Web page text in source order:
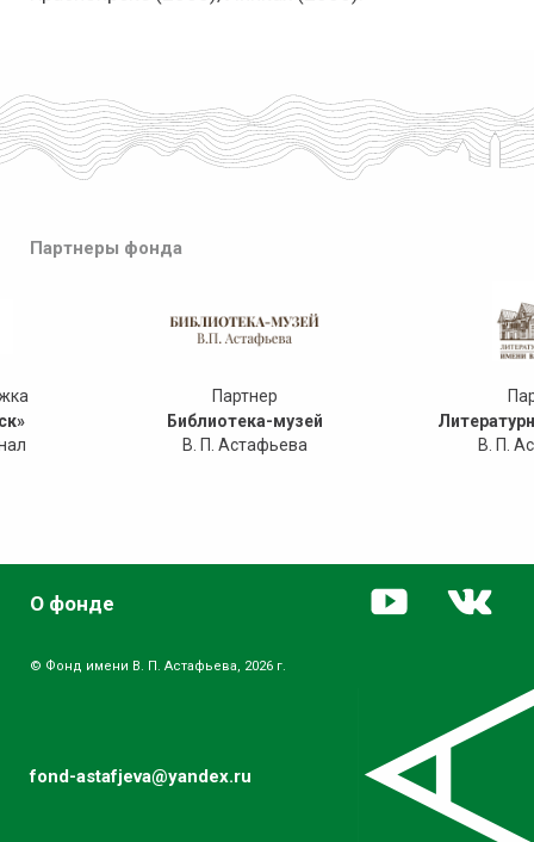
Партнеры фонда
Партнер
Библиотека-музей
В. П. Астафьева
В. П.
О фонде
© Фонд имени В. П. Астафьева, 2026 г.
fond-astafjeva@yandex.ru